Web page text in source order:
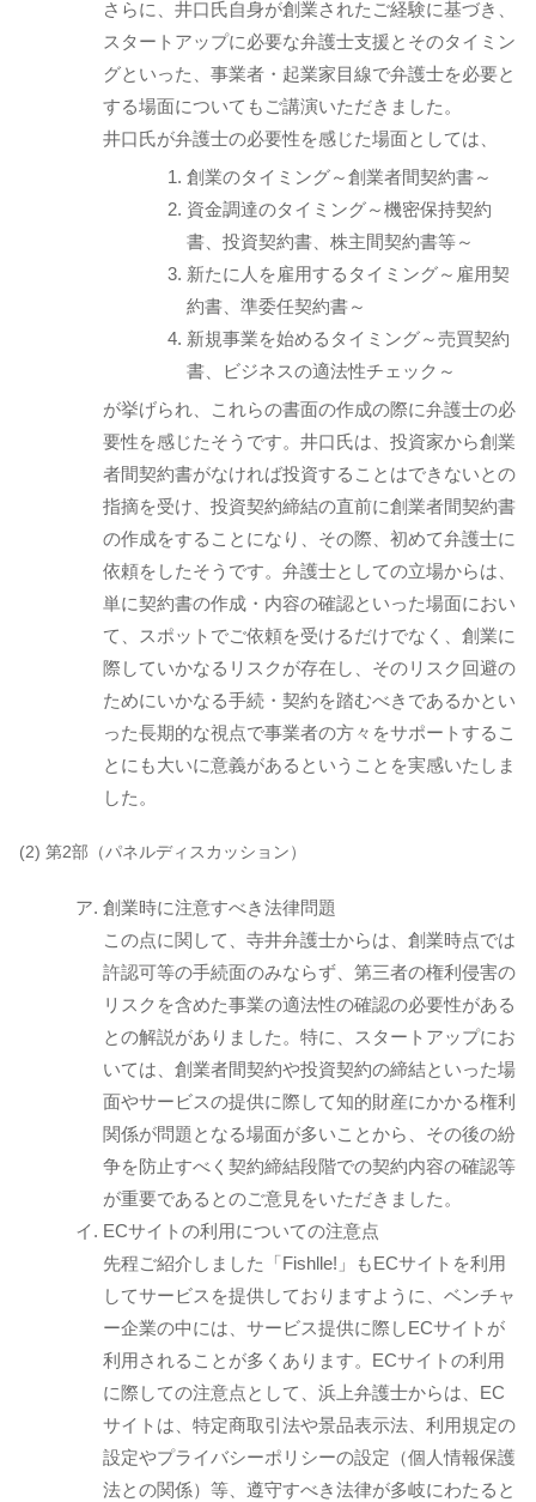
さらに、井口氏自身が創業されたご経験に基づき、
スタートアップに必要な弁護士支援とそのタイミン
グといった、事業者・起業家目線で弁護士を必要と
する場面についてもご講演いただきました。
井口氏が弁護士の必要性を感じた場面としては、
創業のタイミング～創業者間契約書～
資金調達のタイミング～機密保持契約
書、投資契約書、株主間契約書等～
新たに人を雇用するタイミング～雇用契
約書、準委任契約書～
新規事業を始めるタイミング～売買契約
書、ビジネスの適法性チェック～
が挙げられ、これらの書面の作成の際に弁護士の必
要性を感じたそうです。井口氏は、投資家から創業
者間契約書がなければ投資することはできないとの
指摘を受け、投資契約締結の直前に創業者間契約書
の作成をすることになり、その際、初めて弁護士に
依頼をしたそうです。弁護士としての立場からは、
単に契約書の作成・内容の確認といった場面におい
て、スポットでご依頼を受けるだけでなく、創業に
際していかなるリスクが存在し、そのリスク回避の
ためにいかなる手続・契約を踏むべきであるかとい
った長期的な視点で事業者の方々をサポートするこ
とにも大いに意義があるということを実感いたしま
した。
(2) 第2部（パネルディスカッション）
創業時に注意すべき法律問題
この点に関して、寺井弁護士からは、創業時点では
許認可等の手続面のみならず、第三者の権利侵害の
リスクを含めた事業の適法性の確認の必要性がある
との解説がありました。特に、スタートアップにお
いては、創業者間契約や投資契約の締結といった場
面やサービスの提供に際して知的財産にかかる権利
関係が問題となる場面が多いことから、その後の紛
争を防止すべく契約締結段階での契約内容の確認等
が重要であるとのご意見をいただきました。
ECサイトの利用についての注意点
先程ご紹介しました「Fishlle!」もECサイトを利用
してサービスを提供しておりますように、ベンチャ
ー企業の中には、サービス提供に際しECサイトが
利用されることが多くあります。ECサイトの利用
に際しての注意点として、浜上弁護士からは、EC
サイトは、特定商取引法や景品表示法、利用規定の
設定やプライバシーポリシーの設定（個人情報保護
法との関係）等、遵守すべき法律が多岐にわたると